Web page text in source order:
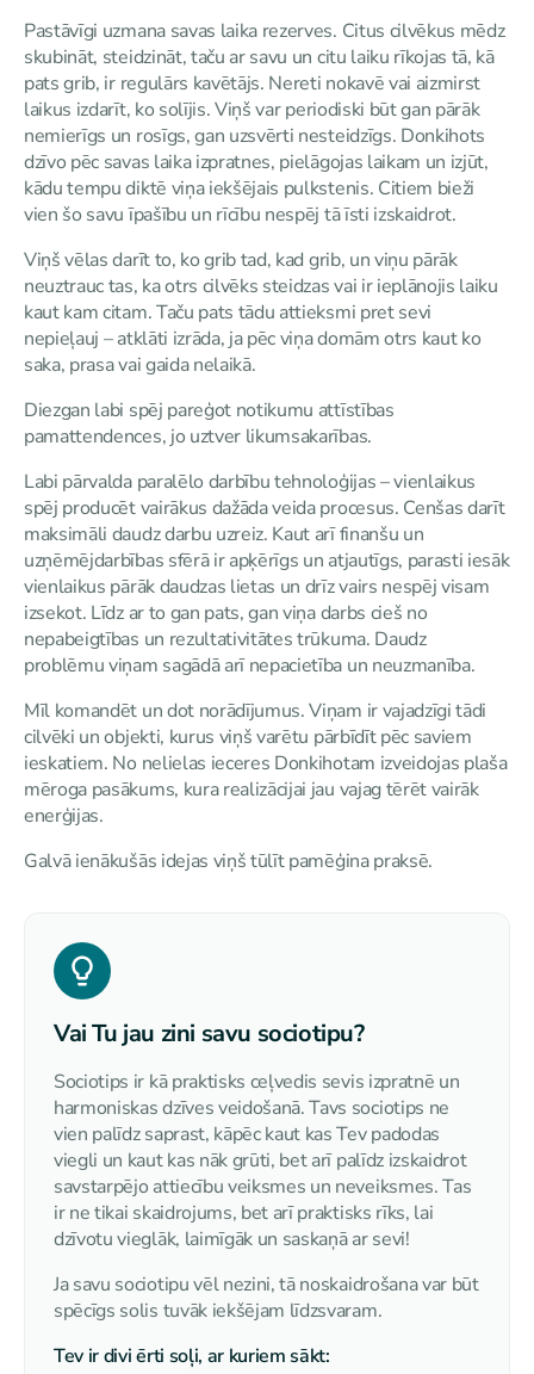
Pastāvīgi uzmana savas laika rezerves. Citus cilvēkus mēdz
skubināt, steidzināt, taču ar savu un citu laiku rīkojas tā, kā
pats grib, ir regulārs kavētājs. Nereti nokavē vai aizmirst
laikus izdarīt, ko solījis. Viņš var periodiski būt gan pārāk
nemierīgs un rosīgs, gan uzsvērti nesteidzīgs. Donkihots
dzīvo pēc savas laika izpratnes, pielāgojas laikam un izjūt,
kādu tempu diktē viņa iekšējais pulkstenis. Citiem bieži
vien šo savu īpašību un rīcību nespēj tā īsti izskaidrot.
Viņš vēlas darīt to, ko grib tad, kad grib, un viņu pārāk
neuztrauc tas, ka otrs cilvēks steidzas vai ir ieplānojis laiku
kaut kam citam. Taču pats tādu attieksmi pret sevi
nepieļauj – atklāti izrāda, ja pēc viņa domām otrs kaut ko
saka, prasa vai gaida nelaikā.
Diezgan labi spēj pareģot notikumu attīstības
pamattendences, jo uztver likumsakarības.
Labi pārvalda paralēlo darbību tehnoloģijas – vienlaikus
spēj producēt vairākus dažāda veida procesus. Cenšas darīt
maksimāli daudz darbu uzreiz. Kaut arī finanšu un
uzņēmējdarbības sfērā ir apķērīgs un atjautīgs, parasti iesāk
vienlaikus pārāk daudzas lietas un drīz vairs nespēj visam
izsekot. Līdz ar to gan pats, gan viņa darbs cieš no
nepabeigtības un rezultativitātes trūkuma. Daudz
problēmu viņam sagādā arī nepacietība un neuzmanība.
Mīl komandēt un dot norādījumus. Viņam ir vajadzīgi tādi
cilvēki un objekti, kurus viņš varētu pārbīdīt pēc saviem
ieskatiem. No nelielas ieceres Donkihotam izveidojas plaša
mēroga pasākums, kura realizācijai jau vajag tērēt vairāk
enerģijas.
Galvā ienākušās idejas viņš tūlīt pamēģina praksē.
Vai Tu jau zini savu sociotipu?
Sociotips ir kā praktisks ceļvedis sevis izpratnē un
harmoniskas dzīves veidošanā. Tavs sociotips ne
vien palīdz saprast, kāpēc kaut kas Tev padodas
viegli un kaut kas nāk grūti, bet arī palīdz izskaidrot
savstarpējo attiecību veiksmes un neveiksmes. Tas
ir ne tikai skaidrojums, bet arī praktisks rīks, lai
dzīvotu vieglāk, laimīgāk un saskaņā ar sevi!
Ja savu sociotipu vēl nezini, tā noskaidrošana var būt
spēcīgs solis tuvāk iekšējam līdzsvaram.
Tev ir divi ērti soļi, ar kuriem sākt: